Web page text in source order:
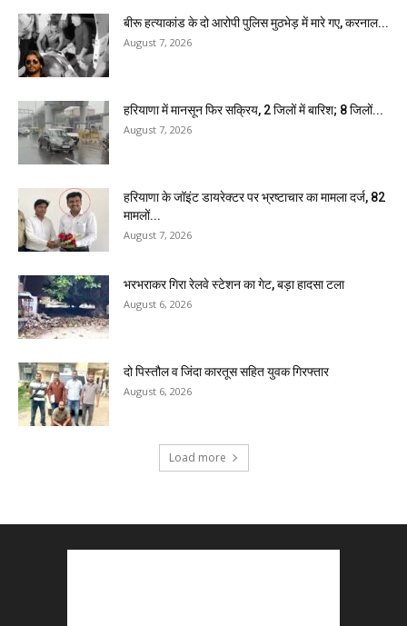
बीरू हत्याकांड के दो आरोपी पुलिस मुठभेड़ में मारे गए, करनाल...
August 7, 2026
हरियाणा में मानसून फिर सक्रिय, 2 जिलों में बारिश; 8 जिलों...
August 7, 2026
हरियाणा के जॉइंट डायरेक्टर पर भ्रष्टाचार का मामला दर्ज, 82
मामलों...
August 7, 2026
भरभराकर गिरा रेलवे स्टेशन का गेट, बड़ा हादसा टला
August 6, 2026
दो पिस्तौल व जिंदा कारतूस सहित युवक गिरफ्तार
August 6, 2026
Load more